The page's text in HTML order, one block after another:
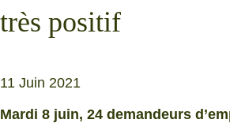
très positif
11 Juin 2021
Mardi 8 juin, 24 demandeurs